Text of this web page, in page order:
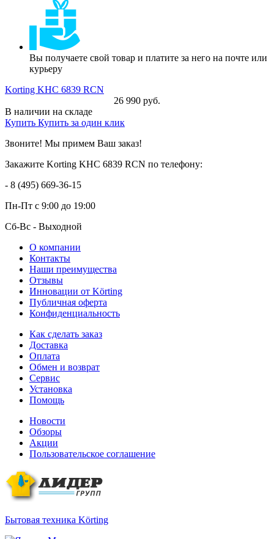
Вы получаете свой товар и платите за него на почте или
курьеру
Korting KHC 6839 RCN
26 990 руб.
В наличии на складе
Купить Купить за один клик
Звоните! Мы примем Ваш заказ!
Закажите Korting KHC 6839 RCN по телефону:
- 8 (495) 669-36-15
Пн-Пт с 9:00 до 19:00
Сб-Вс - Выходной
О компании
Контакты
Наши преимущества
Отзывы
Инновации от Körting
Публичная оферта
Конфиденциальность
Как сделать заказ
Доставка
Оплата
Обмен и возврат
Сервис
Установка
Помощь
Новости
Обзоры
Акции
Пользовательское соглашение
Бытовая техника Körting